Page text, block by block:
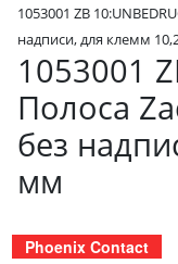
1053001 ZB
надписи, для клемм
1053001
Полоса
без
мм
Phoenix Contact